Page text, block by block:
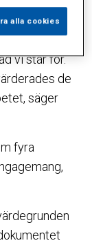
Alla
vi står för.
de
säger
fyra
alla cookies